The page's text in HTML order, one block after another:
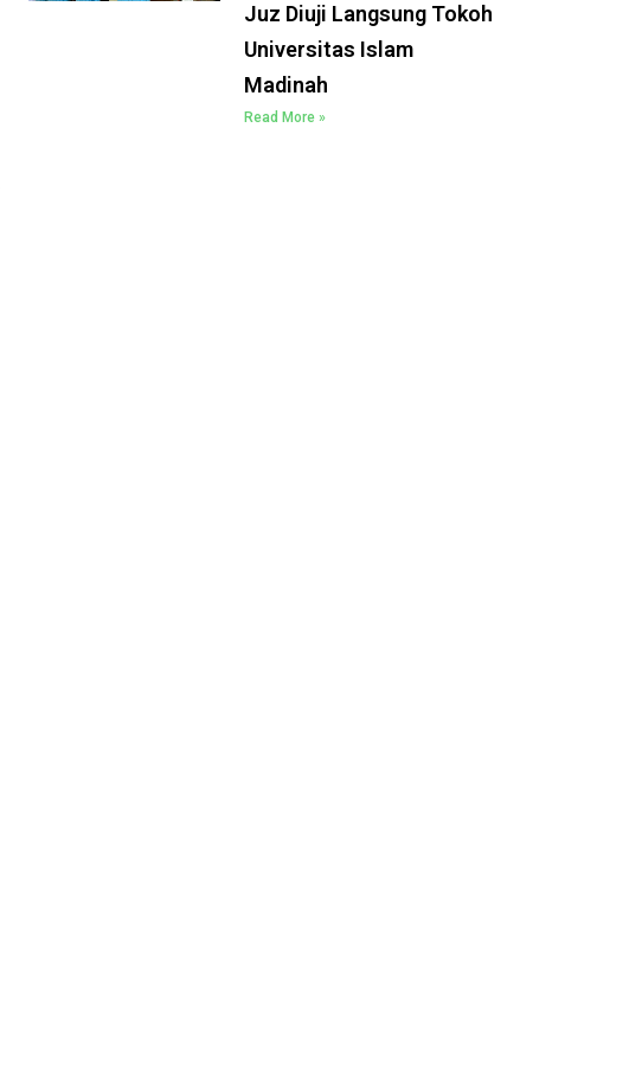
Juz Diuji Langsung Tokoh
Universitas Islam
Madinah
Read More »